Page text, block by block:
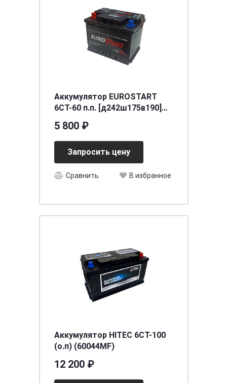
Аккумулятор EUROSTART
6CT-60 п.п. [д242ш175в190]
5 800 ₽
Запросить цену
Сравнить В избранное
Аккумулятор HITEC 6CT-100
(о.п) (60044MF)
12 200 ₽